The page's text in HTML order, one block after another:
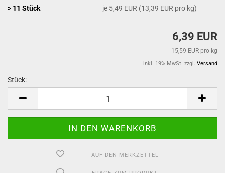
> 11 Stück
je 5,49 EUR (13,39 EUR pro kg)
6,39 EUR
15,59 EUR pro kg
inkl. 19% MwSt. zzgl. Versand
Stück:
AUF DEN MERKZETTEL